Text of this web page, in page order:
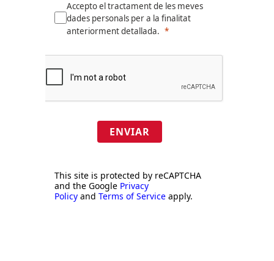
Accepto el tractament de les meves
dades personals per a la finalitat
anteriorment detallada.
ENVIAR
This site is protected by reCAPTCHA
and the Google Privacy
Policy and Terms of Service apply.